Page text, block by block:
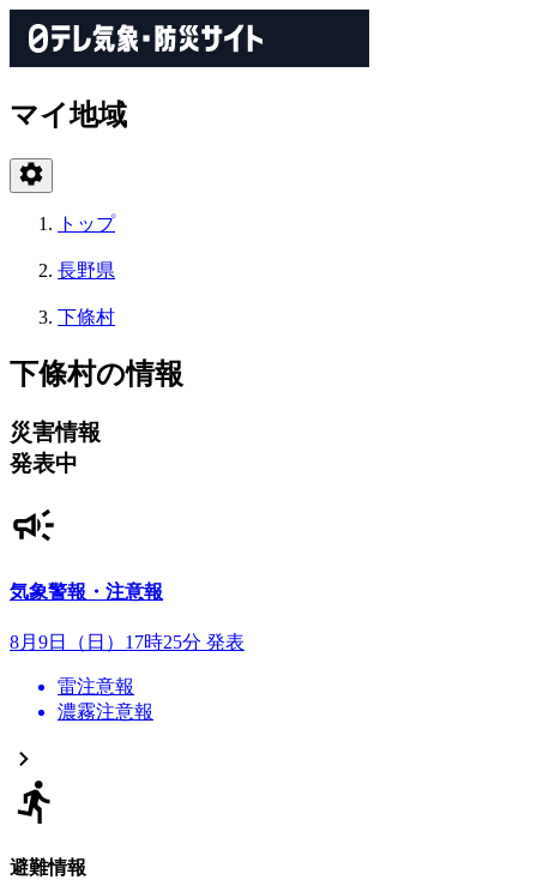
マイ地域
トップ
長野県
下條村
下條村の情報
災害情報
発表中
気象警報・注意報
8月9日（日）17時25分 発表
雷注意報
濃霧注意報
避難情報